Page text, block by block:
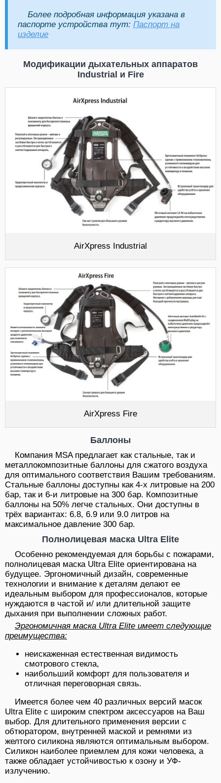
Более подробная информация указана в
паспорте устройства тут: Паспорт на
изделие
Модификации дыхательных аппаратов
Industrial и Fire
AirXpress Industrial
AirXpress Fire
Баллоны
Компания MSA предлагает как стальные, так и
металлокомпозитные баллоны для сжатого воздуха
для оптимального соответствия Вашим требованиям.
Стальные баллоны доступны как 4-х литровые на 200
бар, так и 6-и литровые на 300 бар. Композитные
баллоны на 50% легче стальных. Они доступны в
трёх вариантах: 6.8, 6.9 или 9.0 литров на
максимальное давление 300 бар.
Полнолицевая маска Ultra Elite
Особенно рекомендуемая для борьбы с пожарами,
полнолицевая маска Ultra Elite ориентирована на
будущее. Эргономичный дизайн, современные
технологии и внимание к деталям делают ее
идеальным выбором для профессионалов, которые
нуждаются в частой и/ или длительной защите
дыхания при выполнении сложных работ.
Эргономичная маска Ultra Elite имеет следующие
преимущества:
неискаженная естественная видимость
смотрового стекла,
наибольший комфорт для пользователя и
отличная переговорная связь.
Имеется более чем 40 различных версий масок
Ultra Elite с широким спектром аксессуаров на Ваш
выбор. Для длительного применения версии с
обтюратором, внутренней маской и ремнями из
желтого силикона являются оптимальным выбором.
Силикон наиболее приемлем для кожи человека, а
также обладает устойчивостью к озону и УФ-
излучению.